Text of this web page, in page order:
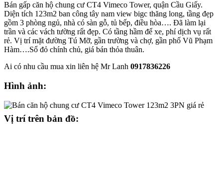
Bán gấp căn hộ chung cư CT4 Vimeco Tower, quận Cầu Giấy.
Diện tích 123m2 ban công tây nam view bigc thăng long, tầng đẹp
gồm 3 phòng ngủ, nhà có sàn gỗ, tủ bếp, điều hòa…. Đã làm lại
trần và các vách tường rất đẹp. Có tầng hầm để xe, phí dịch vụ rất
rẻ. Vị trí mặt đường Tú Mỡ, gần trường và chợ, gần phố Vũ Phạm
Hàm….Sổ đỏ chính chủ, giá bán thỏa thuân.
Ai có nhu cầu mua xin liên hệ Mr Lanh 0917836226
Hình ảnh:
Vị trí trên bản đồ: